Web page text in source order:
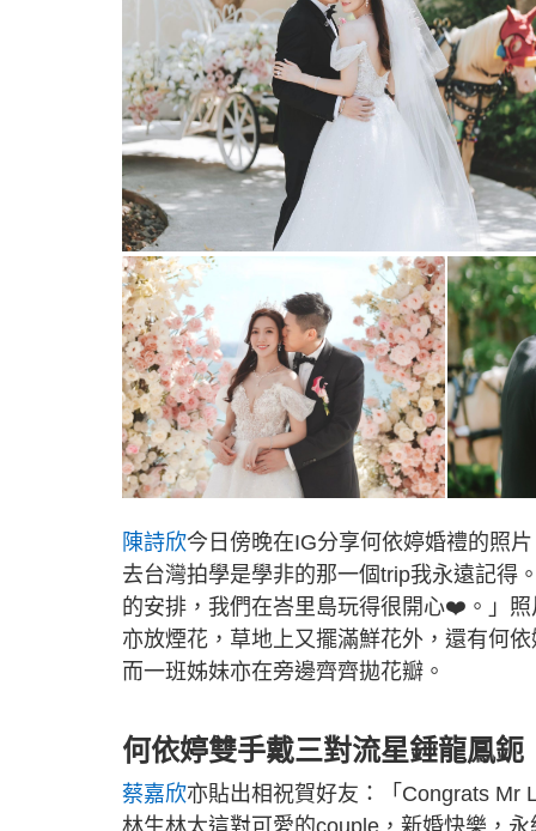
陳詩欣今日傍晚在IG分享何依婷婚禮的照
去台灣拍學是學非的那一個trip我永遠記得
的安排，我們在峇里島玩得很開心❤️。」
亦放煙花，草地上又擺滿鮮花外，還有何
而一班姊妹亦在旁邊齊齊拋花瓣。
何依婷雙手戴三對流星錘龍鳳鈪
蔡嘉欣亦貼出相祝賀好友：「Congrats Mr
林生林太這對可愛的couple，新婚快樂，